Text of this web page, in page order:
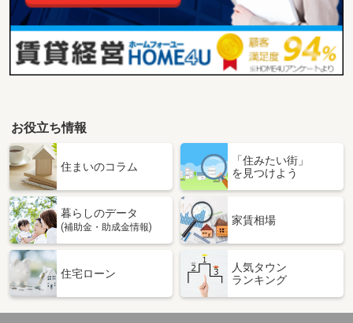
お役立ち情報
住まいのコラム
「住みたい街」
を見つけよう
暮らしのデータ
(補助金・助成金情報)
家賃相場
住宅ローン
人気タウン
ランキング